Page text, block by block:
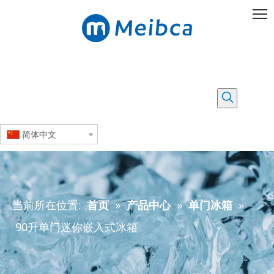
简体中文
当前所在位置: 首页 » 产品中心 » 单门冰箱 »
90升单门迷你嵌入式冰箱